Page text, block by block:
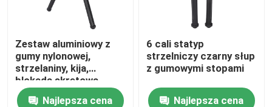
Zestaw aluminiowy z
gumy nylonowej,
strzelaniny, kija,
blokada skrętowa,
blokada nogi
Najlepsza cena
6 cali statyp
strzelniczy czarny słup
z gumowymi stopami
Najlepsza cena